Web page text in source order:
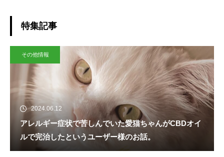
特集記事
その他情報
2024.06.12
アレルギー症状で苦しんでいた愛猫ちゃんがCBDオイ
ルで完治したというユーザー様のお話。